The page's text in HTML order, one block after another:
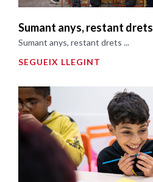
Sumant anys, restant drets
Sumant anys, restant drets ...
SEGUEIX LLEGINT